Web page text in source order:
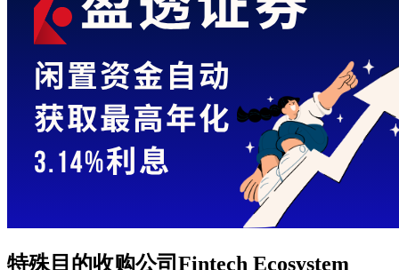
特殊目的收购公司Fintech Ecosystem